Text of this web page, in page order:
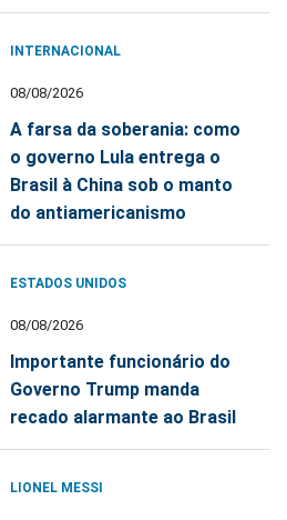
INTERNACIONAL
08/08/2026
A farsa da soberania: como
o governo Lula entrega o
Brasil à China sob o manto
do antiamericanismo
ESTADOS UNIDOS
08/08/2026
Importante funcionário do
Governo Trump manda
recado alarmante ao Brasil
LIONEL MESSI